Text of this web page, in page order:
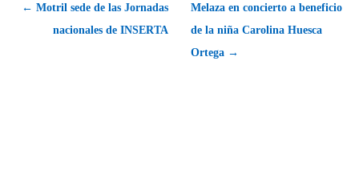
← Motril sede de las Jornadas
nacionales de INSERTA
Melaza en concierto a beneficio
de la niña Carolina Huesca
Ortega →